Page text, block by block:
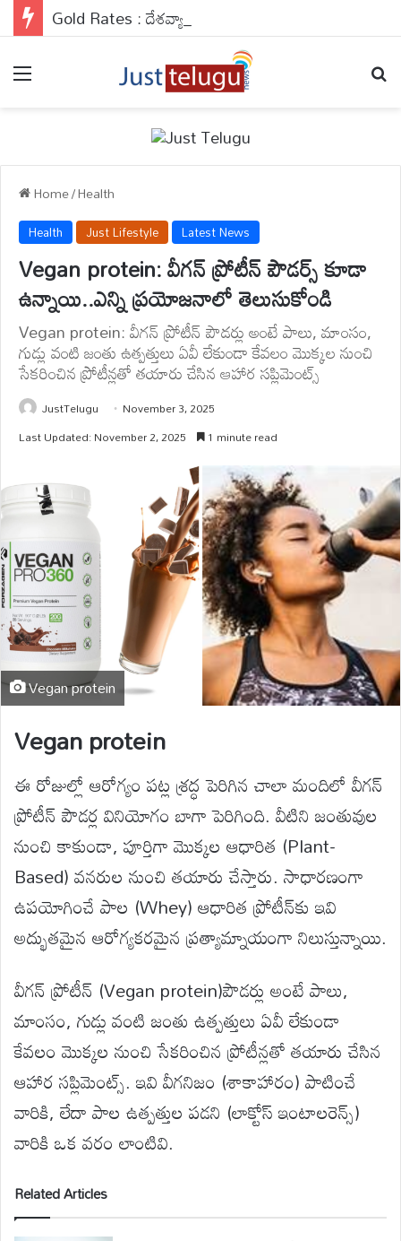
Home/Health
Health Just Lifestyle Latest News
Vegan protein: వీగన్ ప్రోటీన్ పౌడర్స్ కూడా
ఉన్నాయి..ఎన్ని ప్రయోజనాలో తెలుసుకోండి
Vegan protein: వీగన్ ప్రోటీన్ పౌడర్లు అంటే పాలు, మాంసం,
గుడ్లు వంటి జంతు ఉత్పత్తులు ఏవీ లేకుండా కేవలం మొక్కల నుంచి
సేకరించిన ప్రోటీన్లతో తయారు చేసిన ఆహార సప్లిమెంట్స్
JustTelugu
November 3, 2025
Last Updated: November 2, 2025
1 minute read
Vegan protein
Vegan protein
ఈ రోజుల్లో ఆరోగ్యం పట్ల శ్రద్ధ పెరిగిన చాలా మందిలో వీగన్
ప్రోటీన్ పౌడర్ల వినియోగం బాగా పెరిగింది. వీటిని జంతువుల
నుంచి కాకుండా, పూర్తిగా మొక్కల ఆధారిత (Plant-
Based) వనరుల నుంచి తయారు చేస్తారు. సాధారణంగా
ఉపయోగించే పాల (Whey) ఆధారిత ప్రోటీన్‌కు ఇవి
అద్భుతమైన ఆరోగ్యకరమైన ప్రత్యామ్నాయంగా నిలుస్తున్నాయి.
వీగన్ ప్రోటీన్ (Vegan protein)పౌడర్లు అంటే పాలు,
మాంసం, గుడ్లు వంటి జంతు ఉత్పత్తులు ఏవీ లేకుండా
కేవలం మొక్కల నుంచి సేకరించిన ప్రోటీన్లతో తయారు చేసిన
ఆహార సప్లిమెంట్స్. ఇవి వీగనిజం (శాకాహారం) పాటించే
వారికి, లేదా పాల ఉత్పత్తుల పడని (లాక్టోస్ ఇంటాలరెన్స్)
వారికి ఒక వరం లాంటివి.
Related Articles